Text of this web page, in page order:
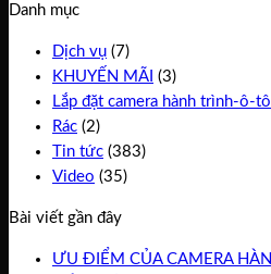
Danh mục
Dịch vụ (7)
KHUYẾN MÃI (3)
Lắp đặt camera hành trình-ô-
Rác (2)
Tin tức (383)
Video (35)
Bài viết gần đây
ƯU ĐIỂM CỦA CAMERA